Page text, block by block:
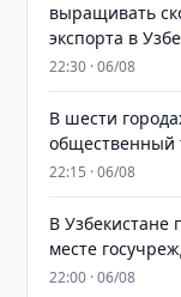
выращивать
экспорта в
22:30 · 06/08
В шести
общественный
22:15 · 06/08
В Узбекистане
месте
22:00 · 06/08